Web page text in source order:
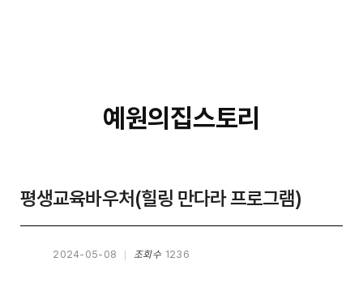
예원의집스토리
평생교육바우처(힐링 만다라 프로그램)
2024-05-08 조회수 1236